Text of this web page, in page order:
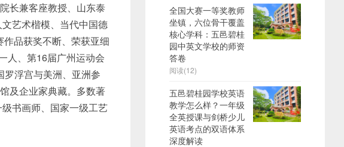
长兼客座教授、山东泰
艺术楷模、当代中国德
品获奖不断、荣获亚细
人、第16届广州运动会
罗浮宫与美洲、亚洲参
及企业家典藏。多数著
书画师、国家一级工艺
全国大赛一等奖教师
坐镇，六位骨干覆盖
核心学科：五邑碧桂
园中英文学校的师资
答卷
阅读(12)
五邑碧桂园学校英语
教学怎么样？一年级
全英授课与剑桥少儿
英语考点的双语体系
深度解读